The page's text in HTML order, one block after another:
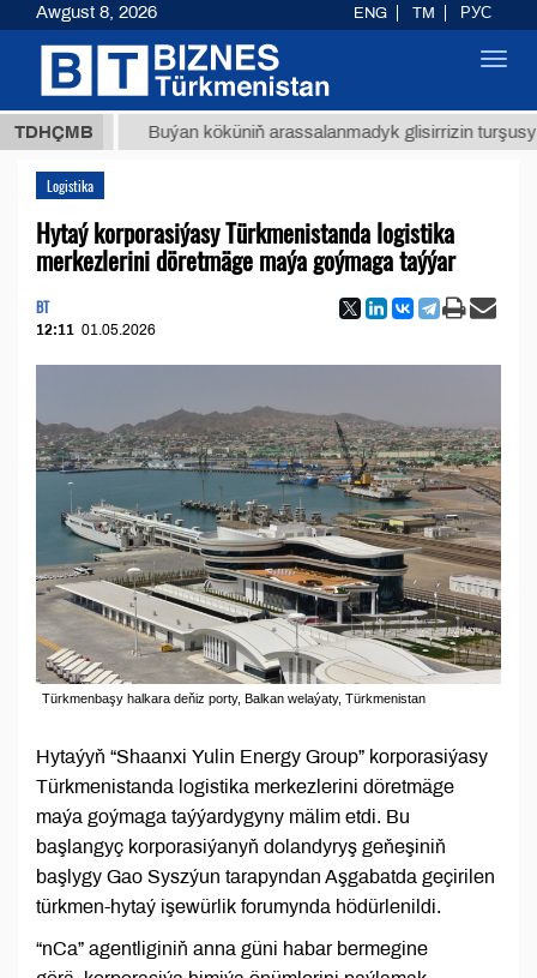
TDHÇMBBuýan köküniň arassalanmadyk glisirrizin turşusy (t.)
Logistika
Hytaý korporasiýasy Türkmenistanda logistika
merkezlerini döretmäge maýa goýmaga taýýar
BT
12:11 01.05.2026
Türkmenbaşy halkara deňiz porty, Balkan welaýaty, Türkmenistan
Hytaýyň “Shaanxi Yulin Energy Group” korporasiýasy
Türkmenistanda logistika merkezlerini döretmäge
maýa goýmaga taýýardygyny mälim etdi. Bu
başlangyç korporasiýanyň dolandyryş geňeşiniň
başlygy Gao Syszýun tarapyndan Aşgabatda geçirilen
türkmen-hytaý işewürlik forumynda hödürlenildi.
“nCa” agentliginiň anna güni habar bermegine
Awgust 8, 2026 ENG TM РУС